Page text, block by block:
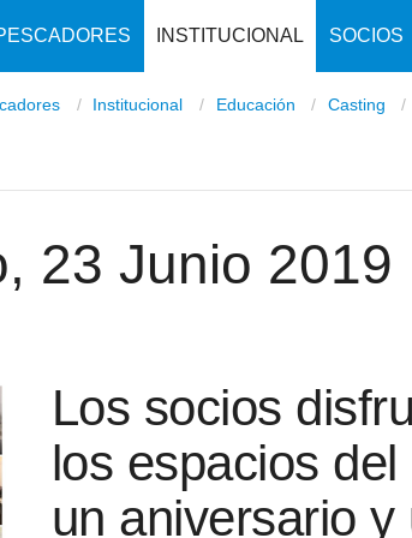
INSTITUCIONAL SOCIOS
Institucional Educación Casting
23 Junio 2019
Los socios
los espacios
un aniversario y